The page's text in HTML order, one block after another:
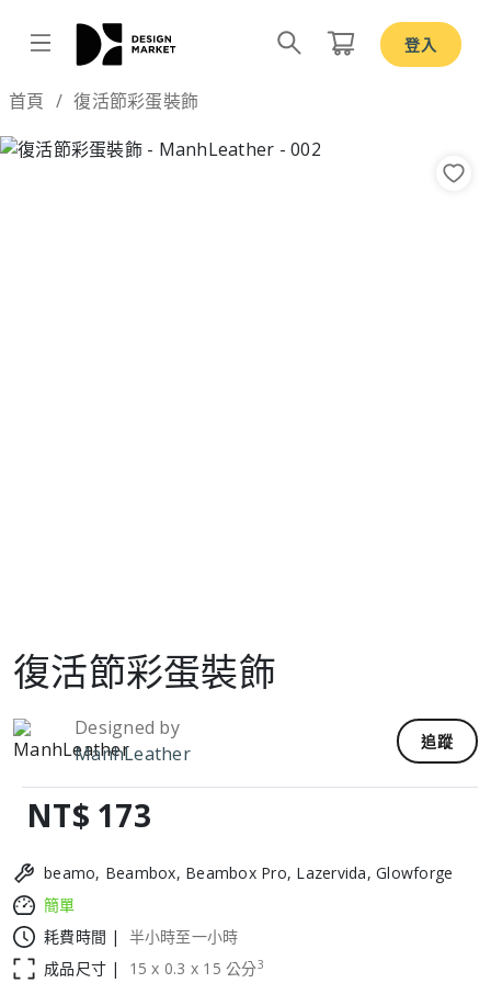
登入
首頁 復活節彩蛋裝飾
復活節彩蛋裝飾
Designed by
ManhLeather
追蹤
NT$ 173
beamo, Beambox, Beambox Pro, Lazervida, Glowforge
簡單
耗費時間 |
半小時至一小時
成品尺寸 |
15 x 0.3 x 15 公分3